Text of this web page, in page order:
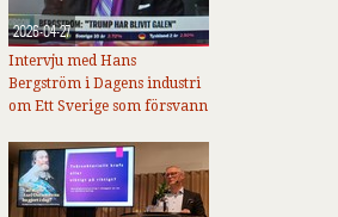
2026-04-27
Intervju med Hans
Bergström i Dagens industri
om Ett Sverige som försvann